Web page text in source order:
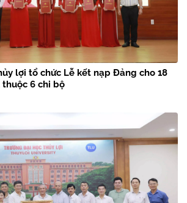
lợi tổ chức Lễ kết nạp Đảng cho 18
6 chi bộ